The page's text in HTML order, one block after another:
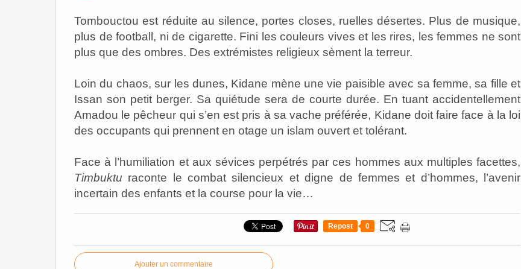
Tombouctou est réduite au silence, portes closes, ruelles désertes. Plus de musique,
plus de football, ni de cigarette. Fini les couleurs vives et les rires, les femmes ne sont
plus que des ombres. Des extrémistes religieux sèment la terreur.
Loin du chaos, sur les dunes, Kidane mène une vie paisible avec sa femme, sa fille et
Issan son petit berger. Sa quiétude sera de courte durée. En tuant accidentellement
Amadou le pêcheur qui s’en est pris à sa vache préférée, Kidane doit faire face à la loi
des occupants qui prennent en otage un islam ouvert et tolérant.
Face à l’humiliation et aux sévices perpétrés par ces hommes aux multiples facettes,
Timbuktu raconte le combat silencieux et digne de femmes et d’hommes, l’avenir
incertain des enfants et la course pour la vie…
Repost 0
Ajouter un commentaire